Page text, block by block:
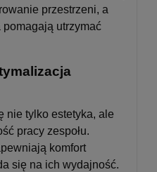
przestrzeni, a
utrzymać
nie tylko estetyka, ale
pracy zespołu.
komfort
się na ich wydajność.